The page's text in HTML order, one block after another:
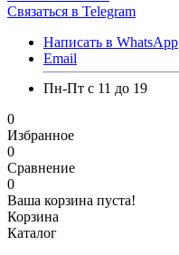
Связаться в Telegram
Написать в WhatsApp
Email
Пн-Пт с 11 до 19
0
Избранное
0
Сравнение
0
Ваша корзина пуста!
Корзина
Каталог